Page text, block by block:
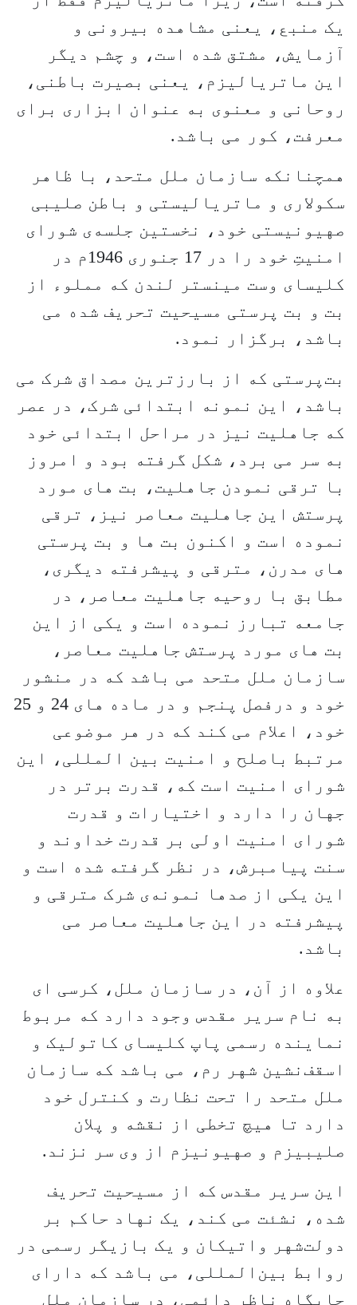
یک منبع، یعنی مشاهده بیرونی و
آزمایش، مشتق شده است، و چشم دیگر
این ماتریالیزم، یعنی بصیرت باطنی،
روحانی و معنوی به عنوان ابزاری برای
معرفت، کور می باشد.
همچنانکه سازمان ملل متحد، با ظاهر
سکولاری و ماتریالیستی و باطن صلیبی
صهیونیستی خود، نخستین جلسه‌ی شورای
امنیتِ خود را در 17 جنوری 1946م در
کلیسای وست مینستر لندن که مملوء از
بت و بت پرستی مسیحیت تحریف شده می
باشد، برگزار نمود.
بت‌پرستی که از بارزترین مصداق شرک می
باشد، این نمونه ابتدائی شرک، در عصر
که جاهلیت نیز در مراحل ابتدائی خود
به سر می برد، شکل گرفته بود و امروز
با ترقی نمودن جاهلیت، بت های مورد
پرستش این جاهلیت معاصر نیز، ترقی
نموده است و اکنون بت ها و بت پرستی
های مدرن، مترقی و پیشرفته دیگری،
مطابق با روحیه جاهلیت معاصر، در
جامعه تبارز نموده است و یکی از این
بت های مورد پرستش جاهلیت معاصر،
سازمان ملل متحد می باشد که در منشور
خود و درفصل پنجم و در ماده های 24 و 25
خود، اعلام می کند که در هر موضوعی
مرتبط باصلح و امنیت بین المللی، این
شورای امنیت است که، قدرت برتر در
جهان را دارد و اختیارات و قدرت
شورای امنیت اولی بر قدرت خداوند و
سنت پیامبرش، در نظر گرفته شده است و
این یکی از صدها نمونه‌ی شرک مترقی و
پیشرفته در این جاهلیت معاصر می
باشد.
علاوه از آن، در سازمان ملل، کرسی ای
به نام سریر مقدس وجود دارد که مربوط
نماینده رسمی پاپ کلیسای کاتولیک و
اسقف‌نشین شهر رم، می باشد که سازمان
ملل متحد را تحت نظارت و کنترل خود
دارد تا هیچ تخطی از نقشه و پلان
صلیبیزم و صهیونیزم از وی سر نزند.
این سریر مقدس که از مسیحیت تحریف
شده، نشئت می کند، یک نهاد حاکم بر
دولت‌شهر واتیکان و یک بازیگر رسمی در
روابط بین‌المللی، می باشد که دارای
جایگاه ناظر دائمی، در سازمان ملل